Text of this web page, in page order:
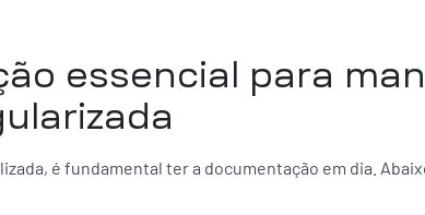
essencial para
é fundamental ter a documentação em dia.